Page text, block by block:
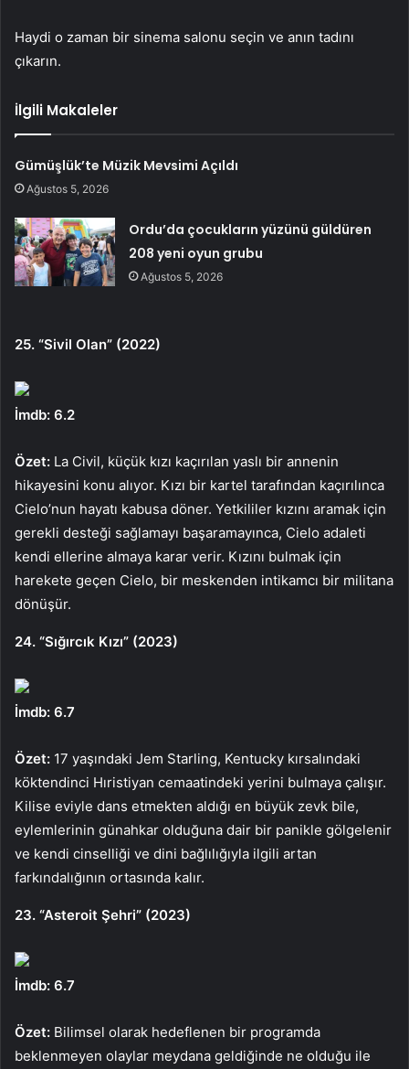
Haydi o zaman bir sinema salonu seçin ve anın tadını
çıkarın.
İlgili Makaleler
Gümüşlük’te Müzik Mevsimi Açıldı
Ağustos 5, 2026
Ordu’da çocukların yüzünü güldüren
208 yeni oyun grubu
Ağustos 5, 2026
25. “Sivil Olan” (2022)
İmdb: 6.2
Özet: La Civil, küçük kızı kaçırılan yaslı bir annenin
hikayesini konu alıyor. Kızı bir kartel tarafından kaçırılınca
Cielo’nun hayatı kabusa döner. Yetkililer kızını aramak için
gerekli desteği sağlamayı başaramayınca, Cielo adaleti
kendi ellerine almaya karar verir. Kızını bulmak için
harekete geçen Cielo, bir meskenden intikamcı bir militana
dönüşür.
24. “Sığırcık Kızı” (2023)
İmdb: 6.7
Özet: 17 yaşındaki Jem Starling, Kentucky kırsalındaki
köktendinci Hıristiyan cemaatindeki yerini bulmaya çalışır.
Kilise eviyle dans etmekten aldığı en büyük zevk bile,
eylemlerinin günahkar olduğuna dair bir panikle gölgelenir
ve kendi cinselliği ve dini bağlılığıyla ilgili artan
farkındalığının ortasında kalır.
23. “Asteroit Şehri” (2023)
İmdb: 6.7
Özet: Bilimsel olarak hedeflenen bir programda
beklenmeyen olaylar meydana geldiğinde ne olduğu ile